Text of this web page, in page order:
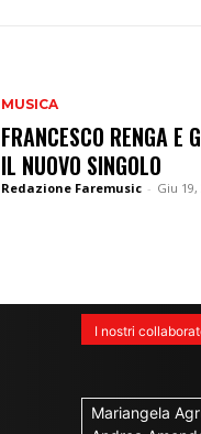
MUSICA
FRANCESCO RENGA E
IL NUOVO SINGOLO
Redazione Faremusic - Giu 19,
I nostri
Mariangela